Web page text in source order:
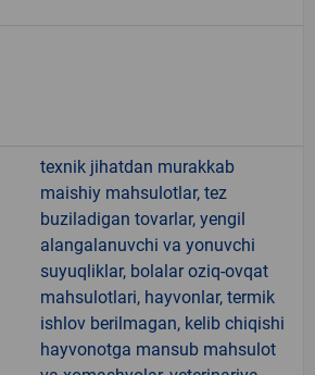
texnik jihatdan murakkab
maishiy mahsulotlar, tez
buziladigan tovarlar, yengil
alangalanuvchi va yonuvchi
suyuqliklar, bolalar oziq-ovqat
mahsulotlari, hayvonlar, termik
ishlov berilmagan, kelib chiqishi
hayvonotga mansub mahsulot